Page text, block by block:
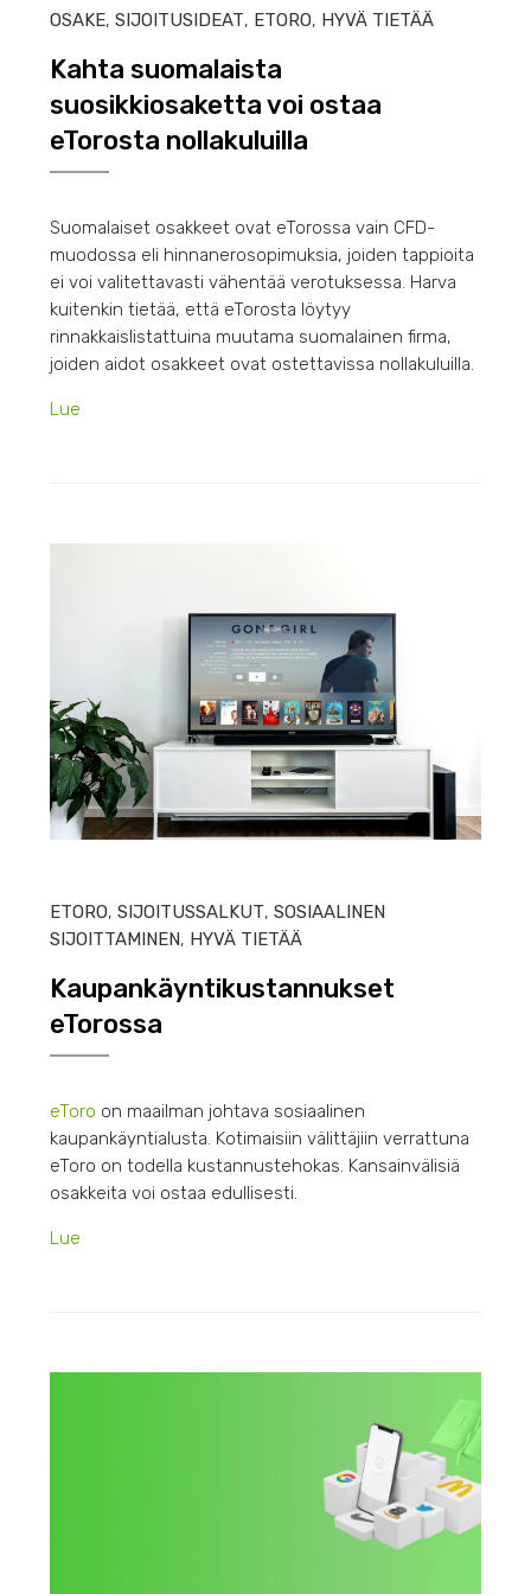
OSAKE,SIJOITUSIDEAT, ETORO, HYVÄ TIETÄÄ
Kahta suomalaista
suosikkiosaketta voi ostaa
eTorosta nollakuluilla
Suomalaiset osakkeet ovat eTorossa vain CFD-
muodossa eli hinnanerosopimuksia, joiden tappioita
ei voi valitettavasti vähentää verotuksessa. Harva
kuitenkin tietää, että eTorosta löytyy
rinnakkaislistattuina muutama suomalainen firma,
joiden aidot osakkeet ovat ostettavissa nollakuluilla.
Lue
ETORO,SIJOITUSSALKUT,SOSIAALINEN
SIJOITTAMINEN, HYVÄ TIETÄÄ
Kaupankäyntikustannukset
eTorossa
eToro on maailman johtava sosiaalinen
kaupankäyntialusta. Kotimaisiin välittäjiin verrattuna
eToro on todella kustannustehokas. Kansainvälisiä
osakkeita voi ostaa edullisesti.
Lue